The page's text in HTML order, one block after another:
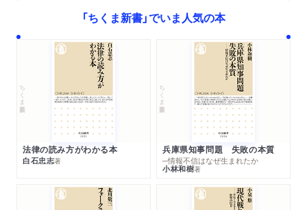
「ちくま新書」でいま人気の本
ちくま新書
法律の読み方がわかる本
白石忠志著
ちくま新書
兵庫県知事問題 失敗の本質
─情報不信はなぜ生まれたか
小林和樹著